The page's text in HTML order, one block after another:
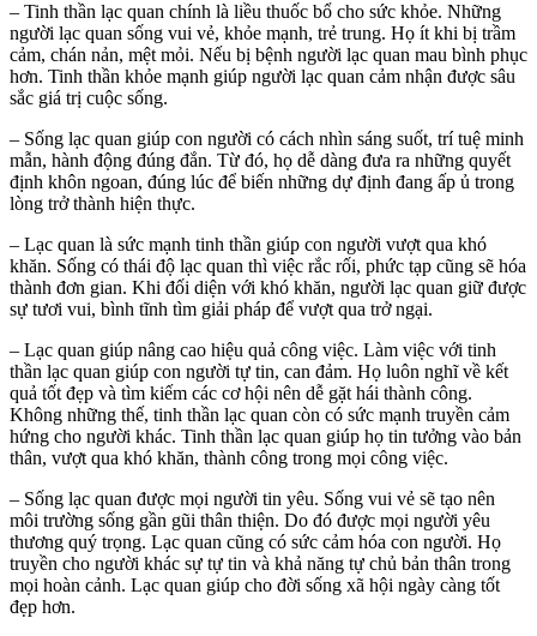
– Tinh thần lạc quan chính là liều thuốc bổ cho sức khỏe. Những
người lạc quan sống vui vẻ, khỏe mạnh, trẻ trung. Họ ít khi bị trầm
cảm, chán nản, mệt mỏi. Nếu bị bệnh người lạc quan mau bình phục
hơn. Tinh thần khỏe mạnh giúp người lạc quan cảm nhận được sâu
sắc giá trị cuộc sống.
– Sống lạc quan giúp con người có cách nhìn sáng suốt, trí tuệ minh
mẫn, hành động đúng đắn. Từ đó, họ dễ dàng đưa ra những quyết
định khôn ngoan, đúng lúc để biến những dự định đang ấp ủ trong
lòng trở thành hiện thực.
– Lạc quan là sức mạnh tinh thần giúp con người vượt qua khó
khăn. Sống có thái độ lạc quan thì việc rắc rối, phức tạp cũng sẽ hóa
thành đơn gian. Khi đối diện với khó khăn, người lạc quan giữ được
sự tươi vui, bình tĩnh tìm giải pháp để vượt qua trở ngại.
– Lạc quan giúp nâng cao hiệu quả công việc. Làm việc với tinh
thần lạc quan giúp con người tự tin, can đảm. Họ luôn nghĩ về kết
quả tốt đẹp và tìm kiếm các cơ hội nên dễ gặt hái thành công.
Không những thế, tinh thần lạc quan còn có sức mạnh truyền cảm
hứng cho người khác. Tinh thần lạc quan giúp họ tin tưởng vào bản
thân, vượt qua khó khăn, thành công trong mọi công việc.
– Sống lạc quan được mọi người tin yêu. Sống vui vẻ sẽ tạo nên
môi trường sống gần gũi thân thiện. Do đó được mọi người yêu
thương quý trọng. Lạc quan cũng có sức cảm hóa con người. Họ
truyền cho người khác sự tự tin và khả năng tự chủ bản thân trong
mọi hoàn cảnh. Lạc quan giúp cho đời sống xã hội ngày càng tốt
đẹp hơn.